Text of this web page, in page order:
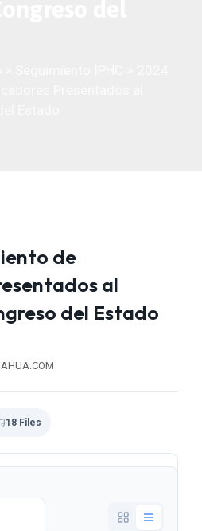
de
al
del Estado
18 Files